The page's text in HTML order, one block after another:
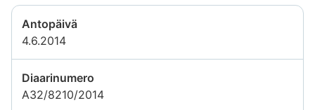
Antopäivä
4.6.2014
Diaarinumero
A32/8210/2014